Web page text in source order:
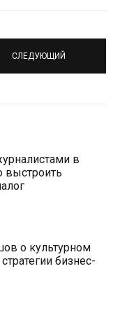
СЛЕДУЮЩИЙ
в
выстроить
о культурном
бизнес-